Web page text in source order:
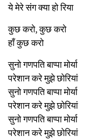
ये मेरे संग क्या हो रिया
कुछ करो, कुछ करो
हाँ कुछ करो
सुनो गणपति बाप्पा मोर्या
परेशान करे मुझे छोरियां
सुनो गणपति बाप्पा मोर्या
परेशान करे मुझे छोरियां
सुनो गणपति बाप्पा मोर्या
परेशान करे मुझे छोरियां